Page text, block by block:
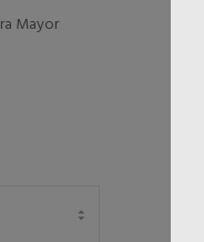
Mayor